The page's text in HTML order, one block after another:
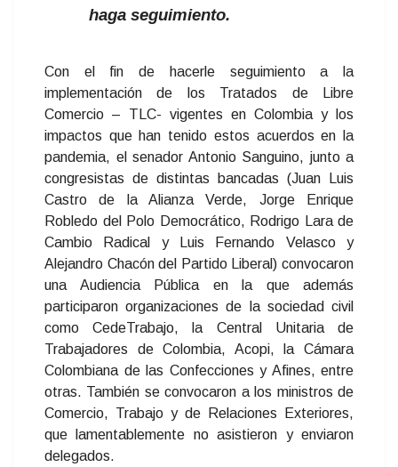
haga seguimiento.
Con el fin de hacerle seguimiento a la
implementación de los Tratados de Libre
Comercio – TLC- vigentes en Colombia y los
impactos que han tenido estos acuerdos en la
pandemia, el senador Antonio Sanguino, junto a
congresistas de distintas bancadas (Juan Luis
Castro de la Alianza Verde, Jorge Enrique
Robledo del Polo Democrático, Rodrigo Lara de
Cambio Radical y Luis Fernando Velasco y
Alejandro Chacón del Partido Liberal) convocaron
una Audiencia Pública en la que además
participaron organizaciones de la sociedad civil
como CedeTrabajo, la Central Unitaria de
Trabajadores de Colombia, Acopi, la Cámara
Colombiana de las Confecciones y Afines, entre
otras. También se convocaron a los ministros de
Comercio, Trabajo y de Relaciones Exteriores,
que lamentablemente no asistieron y enviaron
delegados.